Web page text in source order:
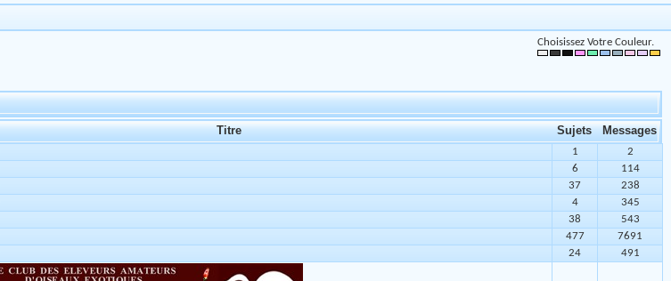
Choisissez Votre Couleur.
Titre Sujets Messages
1
2
6
114
37
238
4
345
38
543
477
7691
24 491